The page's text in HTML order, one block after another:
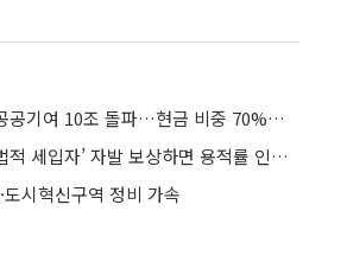
서울시, 사전협상 공공기여 10조 돌파…현금 비중 70%로 늘려 강북 재배분
서울시 재개발 ‘비법적 세입자’ 자발 보상하면 용적률 인센티브
시혁신구역 정비 가속